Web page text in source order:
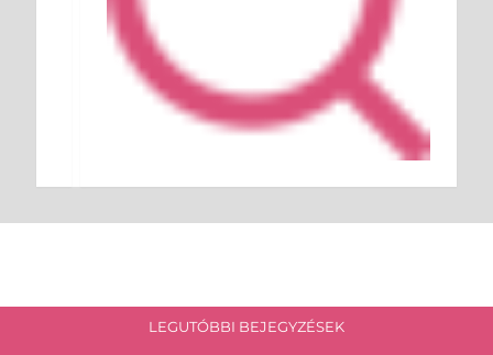
LEGUTÓBBI BEJEGYZÉSEK